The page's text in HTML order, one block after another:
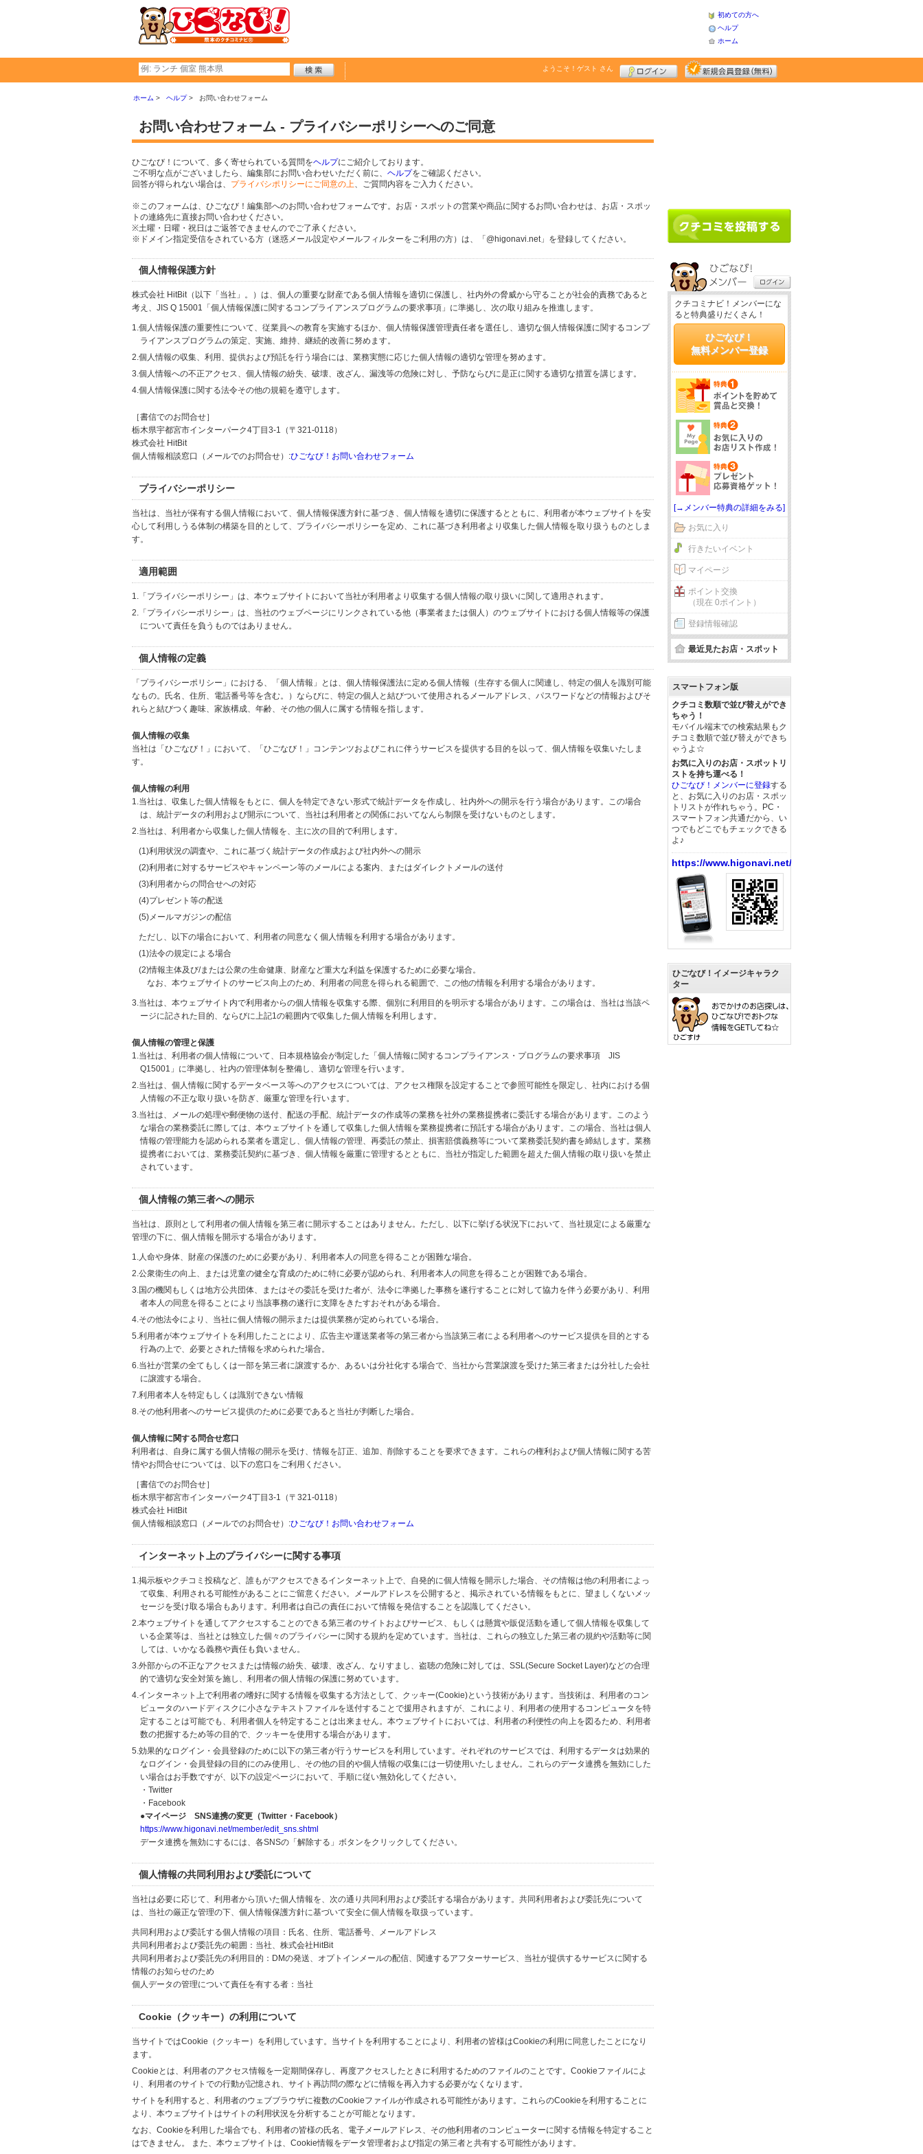
初めての方へ
ヘルプ
ホーム
ようこそ！ ゲスト さん
ホーム ヘルプ お問い合わせフォーム
お問い合わせフォーム - プライバシーポリシーへのご同意
ひごなび！について、多く寄せられている質問をヘルプにご紹介しております。
ご不明な点がございましたら、編集部にお問い合わせいただく前に、 ヘルプをご確認ください。
回答が得られない場合は、 プライバシポリシーにご同意の上、ご質問内容をご入力ください。
※このフォームは、ひごなび！編集部へのお問い合わせフォームです。お店・スポットの営業や商品に関するお問い合わせは、お店・スポッ
トの連絡先に直接お問い合わせください。
※土曜・日曜・祝日はご返答できませんのでご了承ください。
※ドメイン指定受信をされている方（迷惑メール設定やメールフィルターをご利用の方）は、「@higonavi.net」を登録してください。
個人情報保護方針
株式会社 HitBit（以下「当社」。）は、個人の重要な財産である個人情報を適切に保護し、社内外の脅威から守ることが社会的責務であると
考え、JIS Q 15001「個人情報保護に関するコンプライアンスプログラムの要求事項」に準拠し、次の取り組みを推進します。
1.個人情報保護の重要性について、従業員への教育を実施するほか、個人情報保護管理責任者を選任し、適切な個人情報保護に関するコンプ
ライアンスプログラムの策定、実施、維持、継続的改善に努めます。
2.個人情報の収集、利用、提供および預託を行う場合には、業務実態に応じた個人情報の適切な管理を努めます。
3.個人情報への不正アクセス、個人情報の紛失、破壊、改ざん、漏洩等の危険に対し、予防ならびに是正に関する適切な措置を講じます。
4.個人情報保護に関する法令その他の規範を遵守します。
［書信でのお問合せ］
栃木県宇都宮市インターパーク4丁目3-1（〒321-0118）
株式会社 HitBit
個人情報相談窓口（メールでのお問合せ）:ひごなび！お問い合わせフォーム
プライバシーポリシー
当社は、当社が保有する個人情報において、個人情報保護方針に基づき、個人情報を適切に保護するとともに、利用者が本ウェブサイトを安
心して利用しうる体制の構築を目的として、プライバシーポリシーを定め、これに基づき利用者より収集した個人情報を取り扱うものとしま
す。
適用範囲
1.「プライバシーポリシー」は、本ウェブサイトにおいて当社が利用者より収集する個人情報の取り扱いに関して適用されます。
2.「プライバシーポリシー」は、当社のウェブページにリンクされている他（事業者または個人）のウェブサイトにおける個人情報等の保護
について責任を負うものではありません。
個人情報の定義
「プライバシーポリシー」における、「個人情報」とは、個人情報保護法に定める個人情報（生存する個人に関連し、特定の個人を識別可能
なもの。氏名、住所、電話番号等を含む。）ならびに、特定の個人と結びついて使用されるメールアドレス、パスワードなどの情報およびそ
れらと結びつく趣味、家族構成、年齢、その他の個人に属する情報を指します。
個人情報の収集
当社は「ひごなび！」において、「ひごなび！」コンテンツおよびこれに伴うサービスを提供する目的を以って、個人情報を収集いたしま
す。
個人情報の利用
1.当社は、収集した個人情報をもとに、個人を特定できない形式で統計データを作成し、社内外への開示を行う場合があります。この場合
は、統計データの利用および開示について、当社は利用者との関係においてなんら制限を受けないものとします。
2.当社は、利用者から収集した個人情報を、主に次の目的で利用します。
(1)利用状況の調査や、これに基づく統計データの作成および社内外への開示
(2)利用者に対するサービスやキャンペーン等のメールによる案内、またはダイレクトメールの送付
(3)利用者からの問合せへの対応
(4)プレゼント等の配送
(5)メールマガジンの配信
ただし、以下の場合において、利用者の同意なく個人情報を利用する場合があります。
(1)法令の規定による場合
(2)情報主体及び/または公衆の生命健康、財産など重大な利益を保護するために必要な場合。
なお、本ウェブサイトのサービス向上のため、利用者の同意を得られる範囲で、この他の情報を利用する場合があります。
3.当社は、本ウェブサイト内で利用者からの個人情報を収集する際、個別に利用目的を明示する場合があります。この場合は、当社は当該ペ
ージに記された目的、ならびに上記1の範囲内で収集した個人情報を利用します。
個人情報の管理と保護
1.当社は、利用者の個人情報について、日本規格協会が制定した「個人情報に関するコンプライアンス・プログラムの要求事項 JIS
Q15001」に準拠し、社内の管理体制を整備し、適切な管理を行います。
2.当社は、個人情報に関するデータベース等へのアクセスについては、アクセス権限を設定することで参照可能性を限定し、社内における個
人情報の不正な取り扱いを防ぎ、厳重な管理を行います。
3.当社は、メールの処理や郵便物の送付、配送の手配、統計データの作成等の業務を社外の業務提携者に委託する場合があります。このよう
な場合の業務委託に際しては、本ウェブサイトを通して収集した個人情報を業務提携者に預託する場合があります。この場合、当社は個人
情報の管理能力を認められる業者を選定し、個人情報の管理、再委託の禁止、損害賠償義務等について業務委託契約書を締結します。業務
提携者においては、業務委託契約に基づき、個人情報を厳重に管理するとともに、当社が指定した範囲を超えた個人情報の取り扱いを禁止
されています。
個人情報の第三者への開示
当社は、原則として利用者の個人情報を第三者に開示することはありません。ただし、以下に挙げる状況下において、当社規定による厳重な
管理の下に、個人情報を開示する場合があります。
1.人命や身体、財産の保護のために必要があり、利用者本人の同意を得ることが困難な場合。
2.公衆衛生の向上、または児童の健全な育成のために特に必要が認められ、利用者本人の同意を得ることが困難である場合。
3.国の機関もしくは地方公共団体、またはその委託を受けた者が、法令に準拠した事務を遂行することに対して協力を伴う必要があり、利用
者本人の同意を得ることにより当該事務の遂行に支障をきたすおそれがある場合。
4.その他法令により、当社に個人情報の開示または提供業務が定められている場合。
5.利用者が本ウェブサイトを利用したことにより、広告主や運送業者等の第三者から当該第三者による利用者へのサービス提供を目的とする
行為の上で、必要とされた情報を求められた場合。
6.当社が営業の全てもしくは一部を第三者に譲渡するか、あるいは分社化する場合で、当社から営業譲渡を受けた第三者または分社した会社
に譲渡する場合。
7.利用者本人を特定もしくは識別できない情報
8.その他利用者へのサービス提供のために必要であると当社が判断した場合。
個人情報に関する問合せ窓口
利用者は、自身に属する個人情報の開示を受け、情報を訂正、追加、削除することを要求できます。これらの権利および個人情報に関する苦
情やお問合せについては、以下の窓口をご利用ください。
［書信でのお問合せ］
栃木県宇都宮市インターパーク4丁目3-1（〒321-0118）
株式会社 HitBit
個人情報相談窓口（メールでのお問合せ）:ひごなび！お問い合わせフォーム
インターネット上のプライバシーに関する事項
1.掲示板やクチコミ投稿など、誰もがアクセスできるインターネット上で、自発的に個人情報を開示した場合、その情報は他の利用者によっ
て収集、利用される可能性があることにご留意ください。メールアドレスを公開すると、掲示されている情報をもとに、望ましくないメッ
セージを受け取る場合もあります。利用者は自己の責任において情報を発信することを認識してください。
2.本ウェブサイトを通してアクセスすることのできる第三者のサイトおよびサービス、もしくは懸賞や販促活動を通して個人情報を収集して
いる企業等は、当社とは独立した個々のプライバシーに関する規約を定めています。当社は、これらの独立した第三者の規約や活動等に関
しては、いかなる義務や責任も負いません。
3.外部からの不正なアクセスまたは情報の紛失、破壊、改ざん、なりすまし、盗聴の危険に対しては、SSL(Secure Socket Layer)などの合理
的で適切な安全対策を施し、利用者の個人情報の保護に努めています。
4.インターネット上で利用者の嗜好に関する情報を収集する方法として、クッキー(Cookie)という技術があります。当技術は、利用者のコン
ピュータのハードディスクに小さなテキストファイルを送付することで援用されますが、これにより、利用者の使用するコンピュータを特
定することは可能でも、利用者個人を特定することは出来ません。本ウェブサイトにおいては、利用者の利便性の向上を図るため、利用者
数の把握するため等の目的で、クッキーを使用する場合があります。
5.効果的なログイン・会員登録のために以下の第三者が行うサービスを利用しています。それぞれのサービスでは、利用するデータは効果的
なログイン・会員登録の目的にのみ使用し、その他の目的や個人情報の収集には一切使用いたしません。これらのデータ連携を無効にした
い場合はお手数ですが、以下の設定ページにおいて、手順に従い無効化してください。
・Twitter
・Facebook
●マイページ SNS連携の変更（Twitter・Facebook）
https://www.higonavi.net/member/edit_sns.shtml
データ連携を無効にするには、各SNSの「解除する」ボタンをクリックしてください。
個人情報の共同利用および委託について
当社は必要に応じて、利用者から頂いた個人情報を、次の通り共同利用および委託する場合があります。共同利用者および委託先について
は、当社の厳正な管理の下、個人情報保護方針に基づいて安全に個人情報を取扱っています。
共同利用および委託する個人情報の項目：氏名、住所、電話番号、メールアドレス
共同利用者および委託先の範囲：当社、株式会社HitBit
共同利用者および委託先の利用目的：DMの発送、オプトインメールの配信、関連するアフターサービス、当社が提供するサービスに関する
情報のお知らせのため
個人データの管理について責任を有する者：当社
Cookie（クッキー）の利用について
当サイトではCookie（クッキー）を利用しています。当サイトを利用することにより、利用者の皆様はCookieの利用に同意したことになり
ます。
Cookieとは、利用者のアクセス情報を一定期間保存し、再度アクセスしたときに利用するためのファイルのことです。Cookieファイルによ
り、利用者のサイトでの行動が記憶され、サイト再訪問の際などに情報を再入力する必要がなくなります。
サイトを利用すると、利用者のウェブブラウザに複数のCookieファイルが作成される可能性があります。これらのCookieを利用することに
より、本ウェブサイトはサイトの利用状況を分析することが可能となります。
なお、Cookieを利用した場合でも、利用者の皆様の氏名、電子メールアドレス、その他利用者のコンピューターに関する情報を特定すること
はできません。 また、本ウェブサイトは、Cookie情報をデータ管理者および指定の第三者と共有する可能性があります。
クチコミナビ！メンバーにな
ると特典盛りだくさん！
ひごなび！
無料メンバー登録
[→メンバー特典の詳細をみる]
お気に入り
行きたいイベント
マイページ
ポイント交換
（現在 0ポイント）
登録情報確認
最近見たお店・スポット
スマートフォン版
クチコミ数順で並び替えができ
ちゃう！
モバイル端末での検索結果もク
チコミ数順で並び替えができち
ゃうよ☆
お気に入りのお店・スポットリ
ストを持ち運べる！
ひごなび！メンバーに登録する
と、お気に入りのお店・スポッ
トリストが作れちゃう。PC・
スマートフォン共通だから、い
つでもどこでもチェックできる
よ♪
https://www.higonavi.net/
ひごなび！イメージキャラク
ター